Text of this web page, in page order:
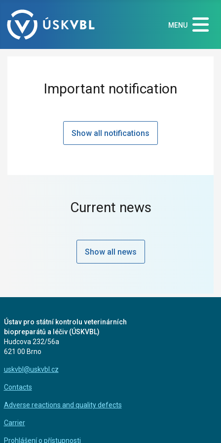
MENU
Important notification
Show all notifications
Current news
Show all news
Ústav pro státní kontrolu veterinárních
biopreparátů a léčiv (ÚSKVBL)
Hudcova 232/56a
621 00 Brno
uskvbl@uskvbl.cz
Contacts
Adverse reactions and quality defects
Carrier
Prohlášení o přístupnosti